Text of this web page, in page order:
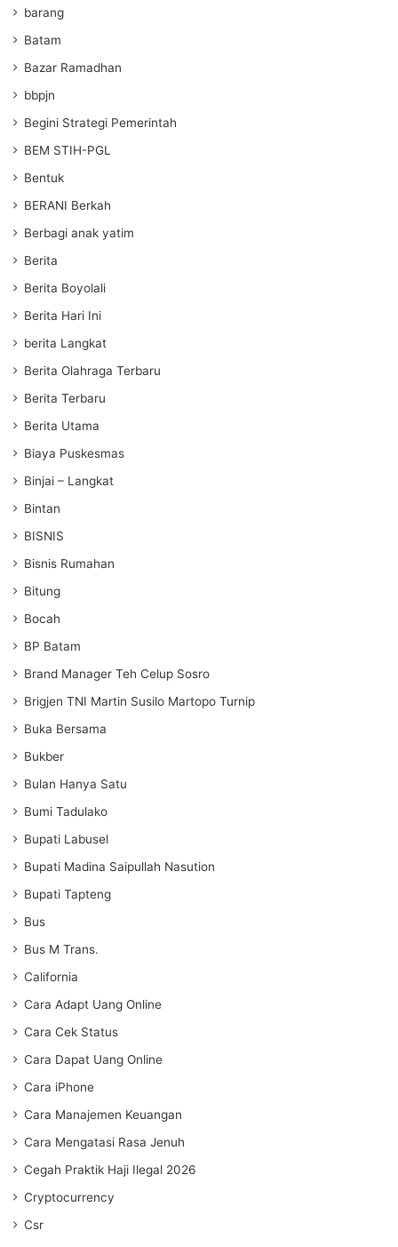
barang
Batam
Bazar Ramadhan
bbpjn
Begini Strategi Pemerintah
BEM STIH-PGL
Bentuk
BERANI Berkah
Berbagi anak yatim
Berita
Berita Boyolali
Berita Hari Ini
berita Langkat
Berita Olahraga Terbaru
Berita Terbaru
Berita Utama
Biaya Puskesmas
Binjai – Langkat
Bintan
BISNIS
Bisnis Rumahan
Bitung
Bocah
BP Batam
Brand Manager Teh Celup Sosro
Brigjen TNI Martin Susilo Martopo Turnip
Buka Bersama
Bukber
Bulan Hanya Satu
Bumi Tadulako
Bupati Labusel
Bupati Madina Saipullah Nasution
Bupati Tapteng
Bus
Bus M Trans.
California
Cara Adapt Uang Online
Cara Cek Status
Cara Dapat Uang Online
Cara iPhone
Cara Manajemen Keuangan
Cara Mengatasi Rasa Jenuh
Cegah Praktik Haji Ilegal 2026
Cryptocurrency
Csr